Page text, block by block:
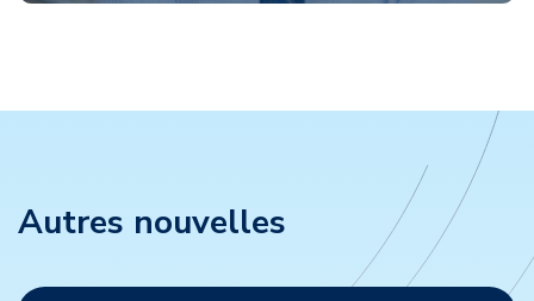
Autres nouvelles